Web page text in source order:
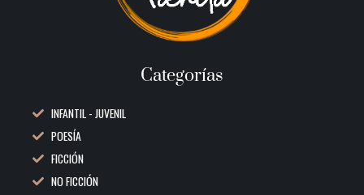
Categorías
INFANTIL - JUVENIL
POESÍA
FICCIÓN
NO FICCIÓN